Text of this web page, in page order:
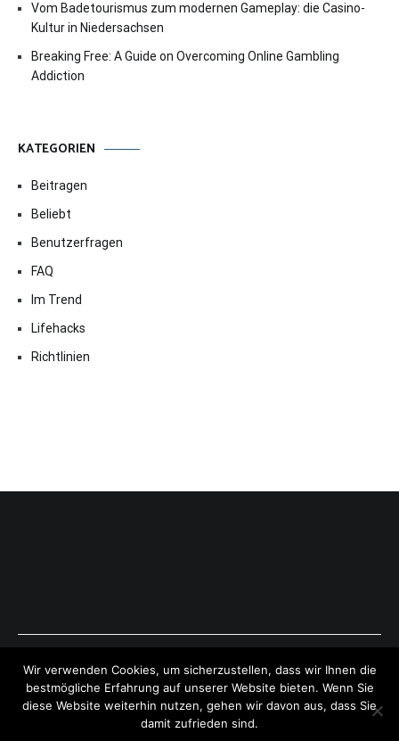
Vom Badetourismus zum modernen Gameplay: die Casino-
Kultur in Niedersachsen
Breaking Free: A Guide on Overcoming Online Gambling
Addiction
KATEGORIEN
Beitragen
Beliebt
Benutzerfragen
FAQ
Im Trend
Lifehacks
Richtlinien
Copyright © 2026ExpressAntworten.com. All rights reserved.
Theme:Cenote by ThemeGrill. Powered byWordPress .
Wir verwenden Cookies, um sicherzustellen, dass wir Ihnen die
bestmögliche Erfahrung auf unserer Website bieten. Wenn Sie
diese Website weiterhin nutzen, gehen wir davon aus, dass Sie
damit zufrieden sind.